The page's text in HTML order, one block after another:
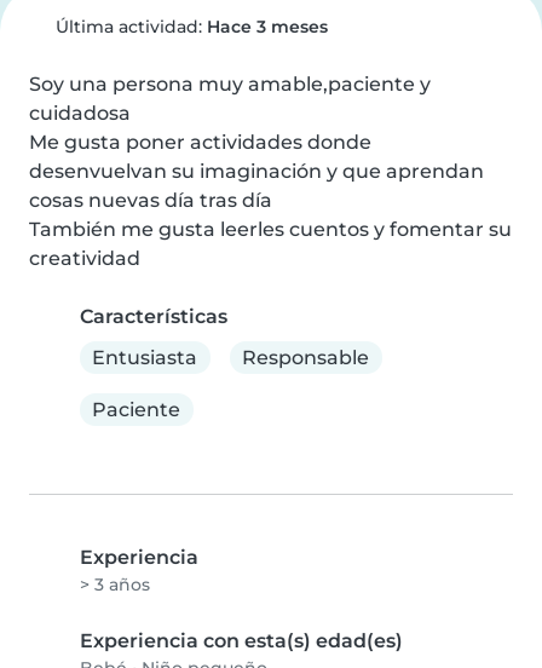
Última actividad: Hace 3 meses
Soy una persona muy amable,paciente y
cuidadosa
Me gusta poner actividades donde
desenvuelvan su imaginación y que aprendan
cosas nuevas día tras día
También me gusta leerles cuentos y fomentar su
creatividad
Características
Entusiasta
Responsable
Paciente
Experiencia
> 3 años
Experiencia con esta(s) edad(es)